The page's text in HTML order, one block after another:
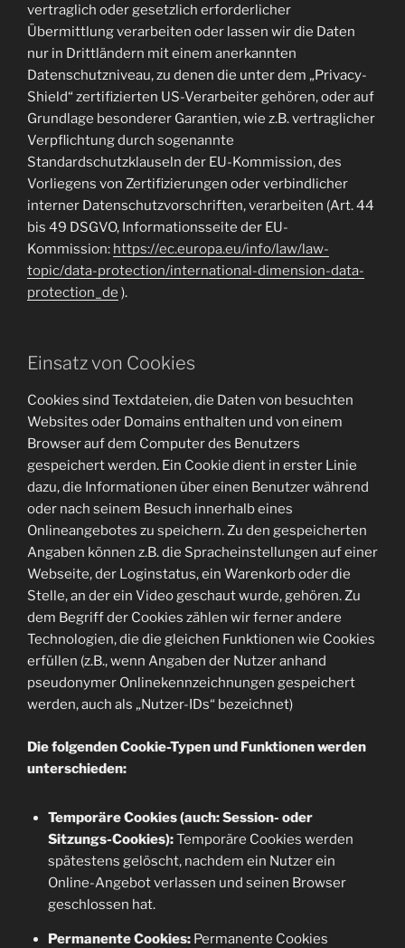
vertraglich oder gesetzlich erforderlicher
Übermittlung verarbeiten oder lassen wir die Daten
nur in Drittländern mit einem anerkannten
Datenschutzniveau, zu denen die unter dem „Privacy-
Shield“ zertifizierten US-Verarbeiter gehören, oder auf
Grundlage besonderer Garantien, wie z.B. vertraglicher
Verpflichtung durch sogenannte
Standardschutzklauseln der EU-Kommission, des
Vorliegens von Zertifizierungen oder verbindlicher
interner Datenschutzvorschriften, verarbeiten (Art. 44
bis 49 DSGVO, Informationsseite der EU-
Kommission: https://ec.europa.eu/info/law/law-
topic/data-protection/international-dimension-data-
protection_de ).
Einsatz von Cookies
Cookies sind Textdateien, die Daten von besuchten
Websites oder Domains enthalten und von einem
Browser auf dem Computer des Benutzers
gespeichert werden. Ein Cookie dient in erster Linie
dazu, die Informationen über einen Benutzer während
oder nach seinem Besuch innerhalb eines
Onlineangebotes zu speichern. Zu den gespeicherten
Angaben können z.B. die Spracheinstellungen auf einer
Webseite, der Loginstatus, ein Warenkorb oder die
Stelle, an der ein Video geschaut wurde, gehören. Zu
dem Begriff der Cookies zählen wir ferner andere
Technologien, die die gleichen Funktionen wie Cookies
erfüllen (z.B., wenn Angaben der Nutzer anhand
pseudonymer Onlinekennzeichnungen gespeichert
werden, auch als „Nutzer-IDs“ bezeichnet)
Die folgenden Cookie-Typen und Funktionen werden
unterschieden:
Temporäre Cookies (auch: Session- oder
Sitzungs-Cookies):Temporäre Cookies werden
spätestens gelöscht, nachdem ein Nutzer ein
Online-Angebot verlassen und seinen Browser
geschlossen hat.
Permanente Cookies:Permanente Cookies